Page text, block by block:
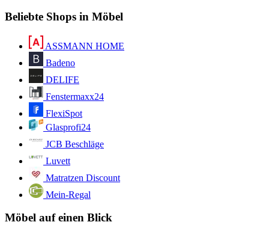
Beliebte Shops in Möbel
ASSMANN HOME
Badeno
DELIFE
Fenstermaxx24
FlexiSpot
Glasprofi24
JCB Beschläge
Luvett
Matratzen Discount
Mein-Regal
Möbel auf einen Blick